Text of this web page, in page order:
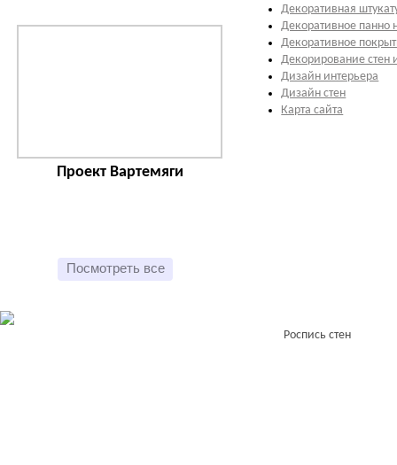
Проект Вартемяги
Посмотреть все
Декоративная
Декоративное панно
Декоративное
Декорирование стен
Дизайн интерьера
Дизайн стен
Карта сайта
Роспись стен